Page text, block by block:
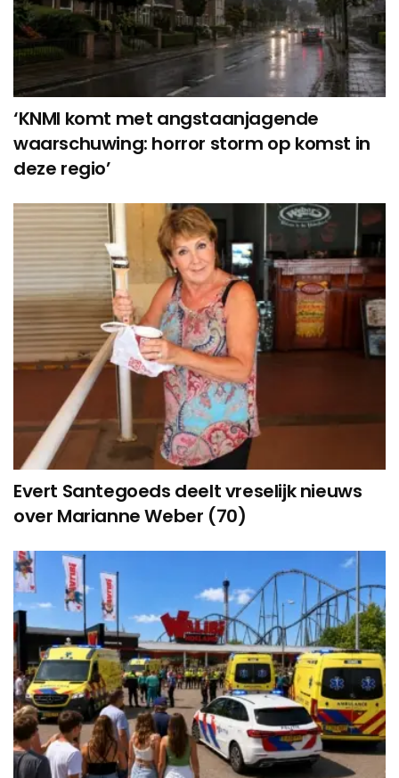
‘KNMI komt met angstaanjagende
waarschuwing: horror storm op komst in
deze regio’
Evert Santegoeds deelt vreselijk nieuws
over Marianne Weber (70)